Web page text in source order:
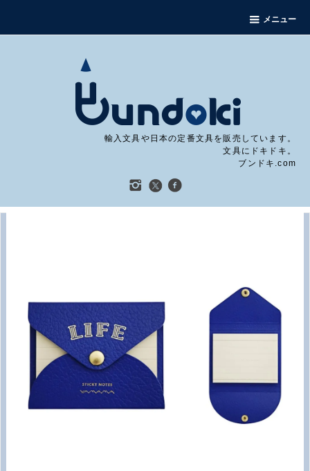
メニュー
輸入文具や日本の定番文具を販売しています。
文具にドキドキ。
ブンドキ.com